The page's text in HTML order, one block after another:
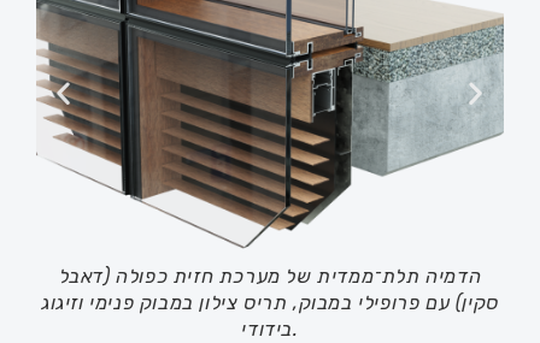
הדמיה תלת־ממדית של מערכת חזית כפולה (דאבל
סקין) עם פרופילי במבוק, תריס צילון במבוק פנימי וזיגוג
בידודי.